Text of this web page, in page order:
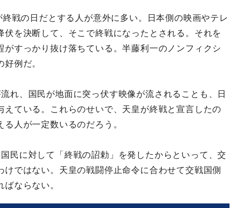
終戦の日だとする人が意外に多い。日本側の映画やテレ
伏を決断して、そこで終戦になったとされる。それを
すっかり抜け落ちている。半藤利一のノンフィクシ
好例だ。
れ、国民が地面に突っ伏す映像が流されることも、日
えている。これらのせいで、天皇が終戦と宣言したの
人が一定数いるのだろう。
民に対して「終戦の詔勅」を発したからといって、交
ではない。天皇の戦闘停止命令に合わせて交戦国側
ならない。